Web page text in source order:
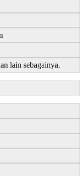
lain sebagainya.